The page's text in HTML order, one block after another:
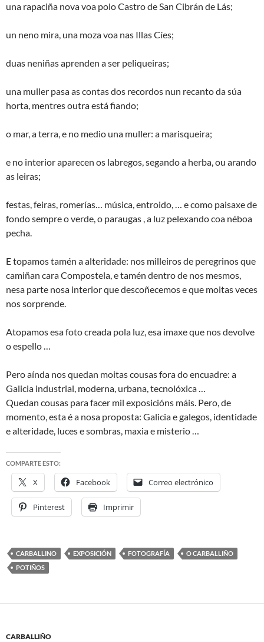
una rapaciña nova voa polo Castro de San Cibrán de Lás;
un neno mira, una moza voa nas Illas Cíes;
duas neniñas aprenden a ser peliqueiras;
una muller pasa as contas dos recordos nun recanto da súa
horta, mentres outra está fiando;
o mar, a terra, e no medio una muller: a marisqueira;
e no interior aparecen os labregos, segando a herba, ou arando
as leiras;
festas, feiras, romerías… música, entroido, … e como paisaxe de
fondo sempre o verde, o paraugas , a luz pelexando coa néboa
pecha.
E topamos tamén a alteridade: nos milleiros de peregrinos que
camiñan cara Compostela, e tamén dentro de nos mesmos,
nesa parte nosa interior que descoñecemos e que moitas veces
nos sorprende.
Atopamos esa foto creada pola luz, esa imaxe que nos devolve
o espello …
Pero aínda nos quedan moitas cousas fora do encuadre: a
Galicia industrial, moderna, urbana, tecnolóxica …
Quedan cousas para facer mil exposicións máis. Pero, de
momento, esta é a nosa proposta: Galicia e galegos, identidade
e alteridade, luces e sombras, maxia e misterio …
COMPARTE ESTO:
X Facebook Correo electrónico
Pinterest Imprimir
CARBALLINO EXPOSICIÓN FOTOGRAFÍA
O CARBALLIÑO
POTIÑOS
CARBALLIÑO